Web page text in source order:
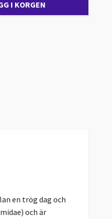
I KORGEN
en trög dag och
och är